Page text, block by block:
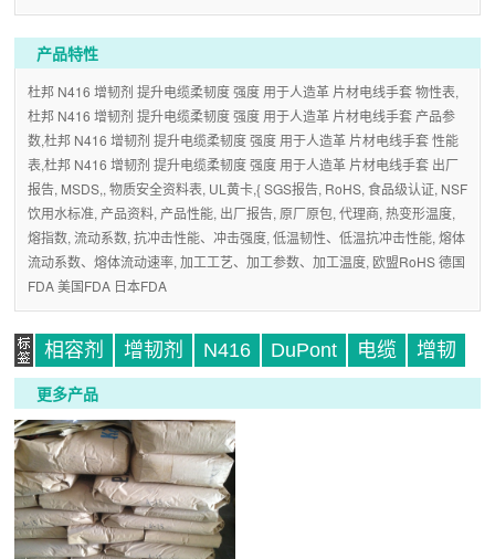
产品特性
杜邦 N416 增韧剂 提升电缆柔韧度 强度 用于人造革 片材电线手套 物性表,
杜邦 N416 增韧剂 提升电缆柔韧度 强度 用于人造革 片材电线手套 产品参
数,杜邦 N416 增韧剂 提升电缆柔韧度 强度 用于人造革 片材电线手套 性能
表,杜邦 N416 增韧剂 提升电缆柔韧度 强度 用于人造革 片材电线手套 出厂
报告, MSDS,, 物质安全资料表, UL黄卡,{ SGS报告, RoHS, 食品级认证, NSF
饮用水标准, 产品资料, 产品性能, 出厂报告, 原厂原包, 代理商, 热变形温度,
熔指数, 流动系数, 抗冲击性能、冲击强度, 低温韧性、低温抗冲击性能, 熔体
流动系数、熔体流动速率, 加工工艺、加工参数、加工温度, 欧盟RoHS 德国
FDA 美国FDA 日本FDA
标
相容剂 增韧剂 N416 DuPont 电缆
增韧
更多产品